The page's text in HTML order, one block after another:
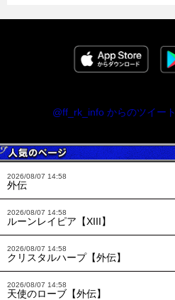
@ff_rk_info からのツイート
2026/08/07 14:58
外伝
2026/08/07 14:58
ルーンレイピア【XIII】
2026/08/07 14:58
クリスタルハープ【外伝】
2026/08/07 14:58
天使のローブ【外伝】